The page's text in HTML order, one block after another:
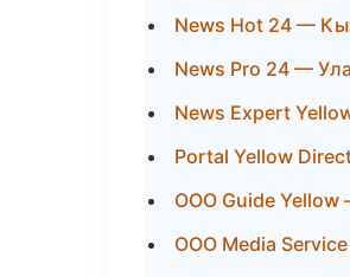
News Hot 24 —
News Pro 24 —
News Expert
Portal Yellow
ООО Guide Yellow
ООО Media